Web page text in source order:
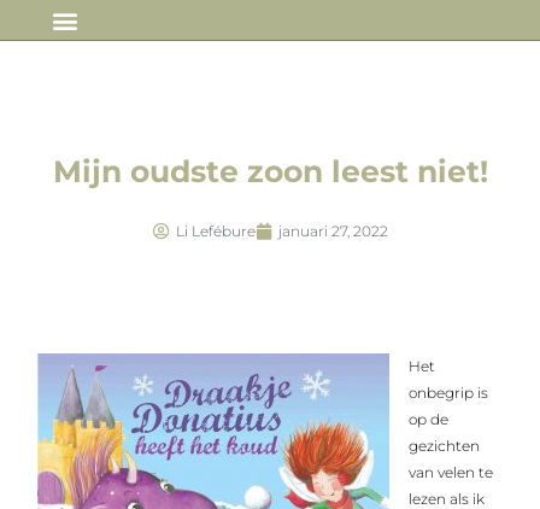
Mijn oudste zoon leest niet!
Li Lefébure januari 27, 2022
Het
onbegrip is
op de
gezichten
van velen te
lezen als ik